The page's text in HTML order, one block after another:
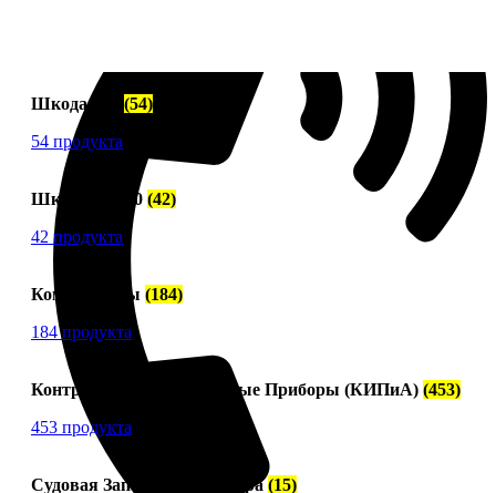
Шкода-275 (54)
54 продукта
Шкода 6S-160 (42)
42 продукта
Компрессоры (184)
184 продукта
Контрольно-Измерительные Приборы (КИПиА) (453)
453 продукта
Судовая Запорная Арматура(15)